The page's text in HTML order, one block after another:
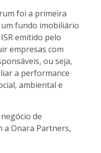
foi a primeira
fundo imobiliário
emitido pelo
empresas com
ou seja,
a performance
ambiental e
de
a Onara Partners,